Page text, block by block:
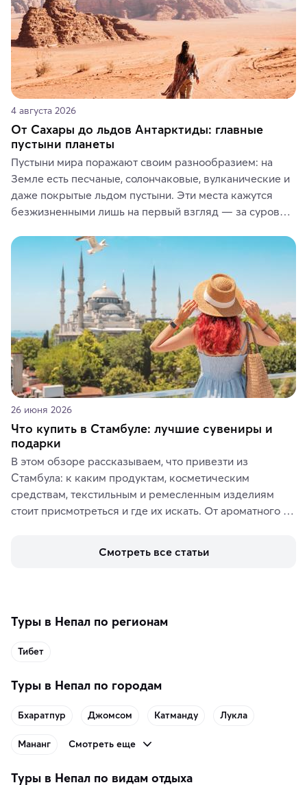
4 августа 2026
От Сахары до льдов Антарктиды: главные
пустыни планеты
Пустыни мира поражают своим разнообразием: на
Земле есть песчаные, солончаковые, вулканические и
даже покрытые льдом пустыни. Эти места кажутся
безжизненными лишь на первый взгляд — за суровой
животные и маршруты, которые дарят одни из самых
ярких впечатлений от путешествий.
26 июня 2026
Что купить в Стамбуле: лучшие сувениры и
подарки
В этом обзоре рассказываем, что привезти из
Стамбула: к каким продуктам, косметическим
средствам, текстильным и ремесленным изделиям
стоит присмотреться и где их искать. От ароматного
аутентичных лавках — в подарок близким или себе на
Смотреть все статьи
Туры в Непал по регионам
Тибет
Туры в Непал по городам
Бхаратпур Джомсом Катманду Лукла
Мананг Смотреть еще
Туры в Непал по видам отдыха